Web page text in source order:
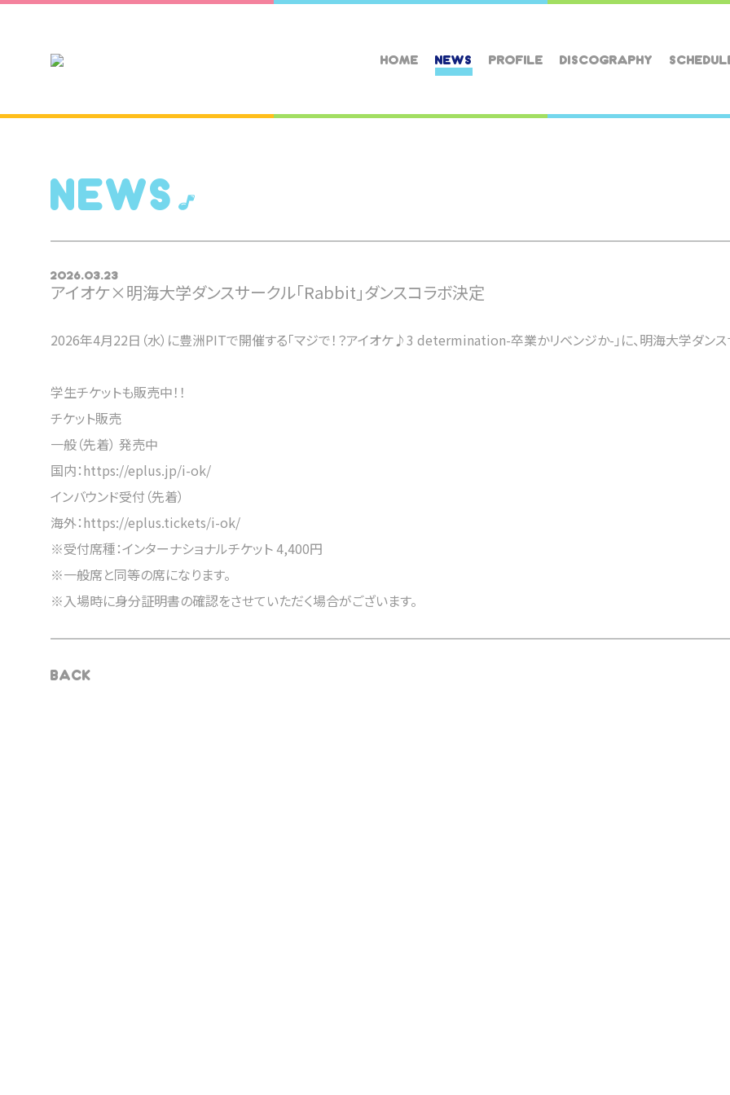
HOME NEWS PROFILE DISCOGRAPHY
NEWS
2026.03.23
アイオケ×明海大学ダンスサークル「Rabbit」ダンスコラボ決定
2026年4月22日（水）に豊洲PITで開催する「マジで！？アイオケ♪3 determination-卒業かリベンジか-」に、明海大学ダン
学生チケットも販売中！！
チケット販売
一般（先着） 発売中
国内：https://eplus.jp/i-ok/
インバウンド受付（先着）
海外：https://eplus.tickets/i-ok/
※受付席種：インターナショナルチケット 4,400円
※一般席と同等の席になります。
※入場時に身分証明書の確認をさせていただく場合がございます。
BACK